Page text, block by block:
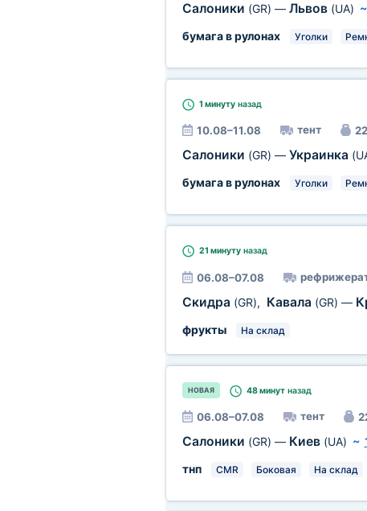
Салоники (GR) — Львов (UA) ~
бумага в рулонах
Уголки
1 минутуназад
10.08–11.08 тент
Салоники (GR) — Украинка
бумага в рулонах
Уголки
21 минутуназад
06.08–07.08
Скидра (GR), Кавала (GR) —
фрукты
На склад
НОВАЯ 48 минутназад
06.08–07.08 тент
Салоники (GR) — Киев (UA) ~
тнп
CMR Боковая На склад